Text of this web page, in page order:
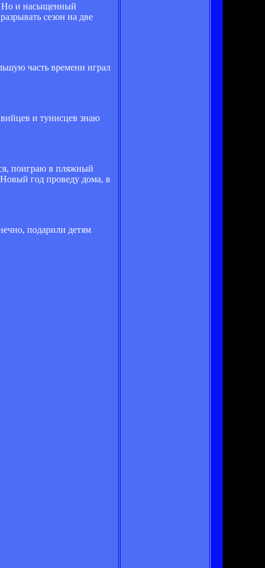
Но и насыщенный
сезон на две
часть времени играл
и тунисцев знаю
поиграю в пляжный
год проведу дома, в
подарили детям